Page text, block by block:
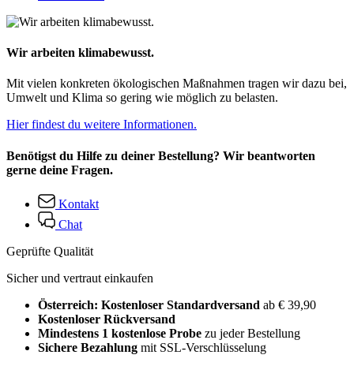
Wir arbeiten klimabewusst.
Mit vielen konkreten ökologischen Maßnahmen tragen wir dazu bei,
Umwelt und Klima so gering wie möglich zu belasten.
Hier findest du weitere Informationen.
Benötigst du Hilfe zu deiner Bestellung? Wir beantworten
gerne deine Fragen.
Kontakt
Chat
Geprüfte Qualität
Sicher und vertraut einkaufen
Österreich: Kostenloser Standardversand ab € 39,90
Kostenloser Rückversand
Mindestens 1 kostenlose Probe zu jeder Bestellung
Sichere Bezahlung mit SSL-Verschlüsselung